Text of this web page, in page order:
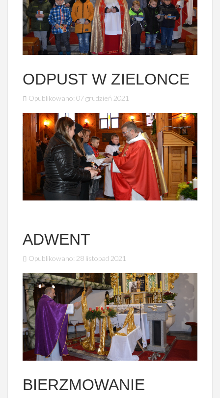
ODPUST W ZIELONCE
Opublikowano: 07 grudzień 2021
ADWENT
Opublikowano: 28 listopad 2021
BIERZMOWANIE